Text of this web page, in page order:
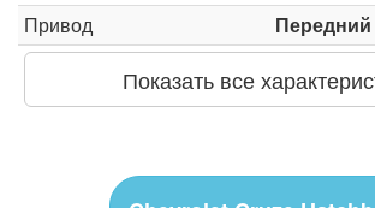
Привод
Передний
Показать все